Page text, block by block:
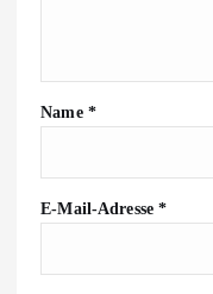
Name *
E-Mail-Adresse*